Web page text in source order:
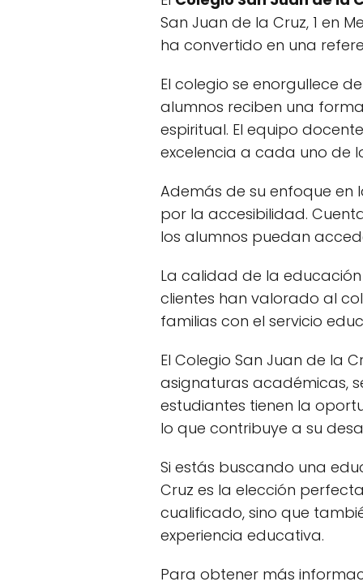
San Juan de la Cruz, 1 en
ha convertido en una
El colegio se enorgullece
alumnos reciben una
espiritual. El equipo
excelencia a cada uno de
Además de su enfoque en
por la accesibilidad.
los alumnos puedan
La calidad de la
clientes han valorado al
familias con el servicio
El Colegio San Juan de la
asignaturas académicas,
estudiantes tienen la
lo que contribuye a su
Si estás buscando una
Cruz es la elección
cualificado, sino que
experiencia educativa.
Para obtener más